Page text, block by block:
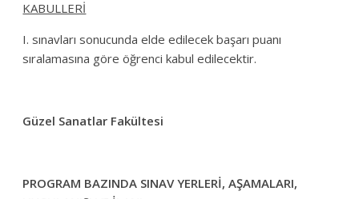
KABULLERİ
I. sınavları sonucunda elde edilecek başarı puanı
sıralamasına göre öğrenci kabul edilecektir.
Güzel Sanatlar Fakültesi
PROGRAM BAZINDA SINAV YERLERİ, AŞAMALARI,